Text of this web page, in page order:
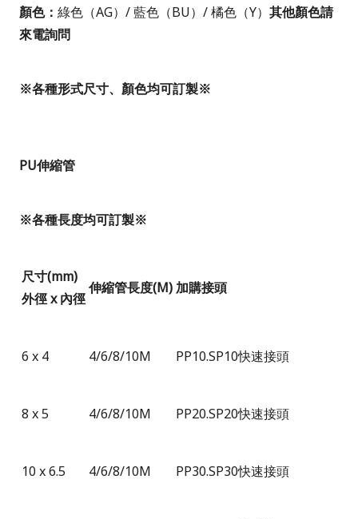
顏色： 綠色（AG） /藍色（BU） /橘色（Y） 其他顏色請
來電詢問
※各種形式尺寸、顏色均可訂製※
PU伸縮管
※各種長度均可訂製※
尺寸(mm)
外徑 x 內徑
伸縮管長度(M) 加購接頭
6 x 4 4/6/8/10M PP10.SP10快速接頭
8 x 5 4/6/8/10M PP20.SP20快速接頭
10 x 6.5 4/6/8/10M PP30.SP30快速接頭